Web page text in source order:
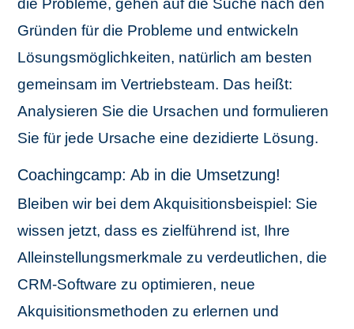
die Probleme, gehen auf die Suche nach den
Gründen für die Probleme und entwickeln
Lösungsmöglichkeiten, natürlich am besten
gemeinsam im Vertriebsteam. Das heißt:
Analysieren Sie die Ursachen und formulieren
Sie für jede Ursache eine dezidierte Lösung.
Coachingcamp: Ab in die Umsetzung!
Bleiben wir bei dem Akquisitionsbeispiel: Sie
wissen jetzt, dass es zielführend ist, Ihre
Alleinstellungsmerkmale zu verdeutlichen, die
CRM-Software zu optimieren, neue
Akquisitionsmethoden zu erlernen und